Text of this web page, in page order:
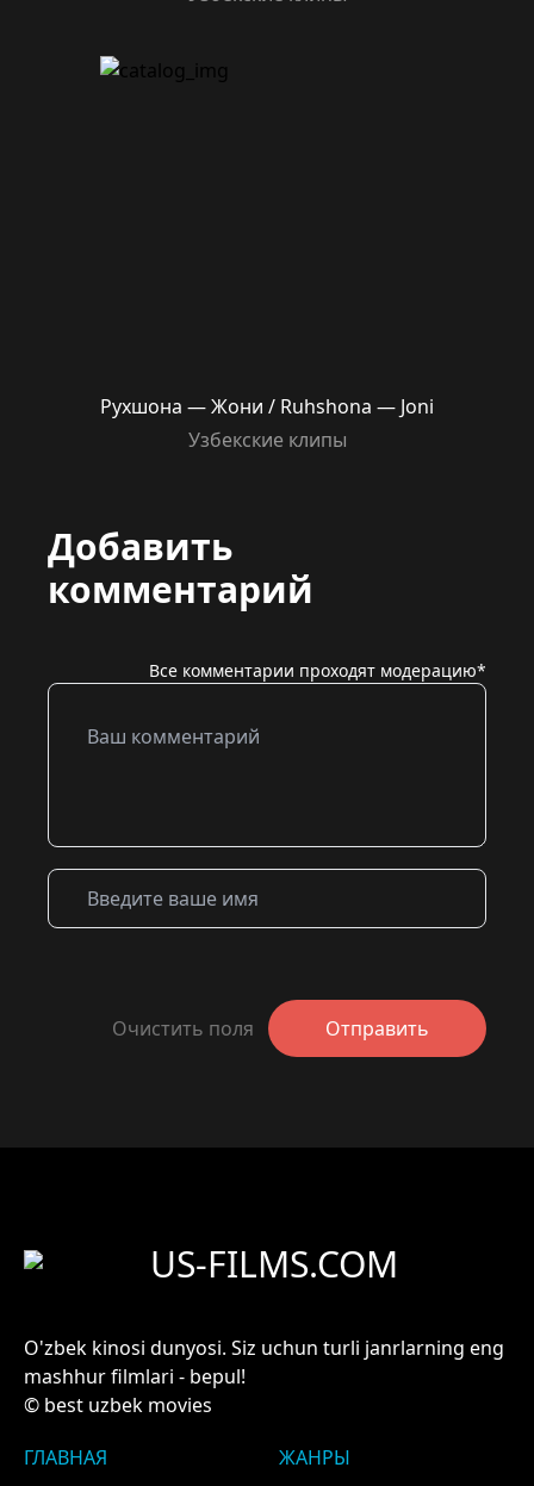
Рухшона — Жони / Ruhshona — Joni
Узбекские клипы
Добавить
комментарий
Все комментарии проходят модерацию*
Очистить поля Отправить
US-FILMS.COM
O'zbek kinosi dunyosi. Siz uchun turli janrlarning eng
mashhur filmlari - bepul!
© best uzbek movies
ГЛАВНАЯ
ЖАНРЫ